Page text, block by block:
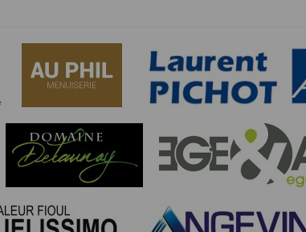
les résultats sont transmis à la Fédération
CNIL n°2155789
» du 6 janvier 1978 modifiée, vous disposez d’un droit
en nous contactant ici
.Vous pouvez également,